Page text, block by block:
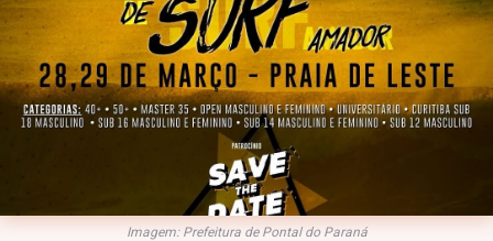
Imagem: Prefeitura de Pontal do Paraná